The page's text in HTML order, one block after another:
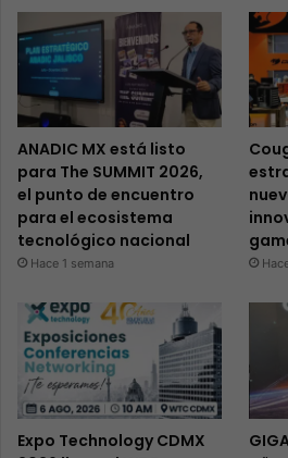
ANADIC MX está listo
para The SUMMIT 2026,
el punto de encuentro
para el ecosistema
tecnológico nacional
Hace 1 semana
Expo Technology CDMX